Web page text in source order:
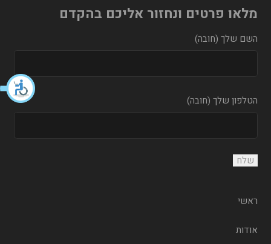
מלאו פרטים ונחזור אליכם בהקדם
השם שלך (חובה)
הטלפון שלך (חובה)
ראשי
אודות